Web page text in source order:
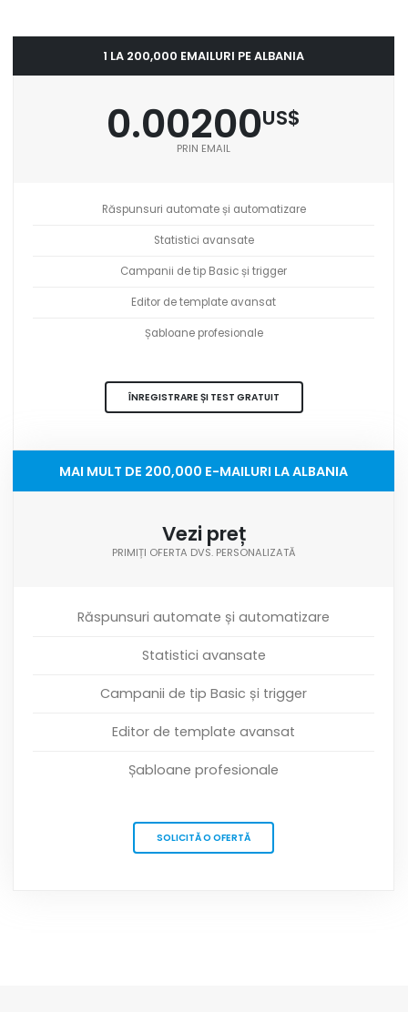
1 LA 200,000 EMAILURI PE ALBANIA
0.00200US$
PRIN EMAIL
Răspunsuri automate și automatizare
Statistici avansate
Campanii de tip Basic și trigger
Editor de template avansat
Șabloane profesionale
ÎNREGISTRARE ȘI TEST GRATUIT
MAI MULT DE 200,000 E-MAILURI LA ALBANIA
Vezi preț
PRIMIȚI OFERTA DVS. PERSONALIZATĂ
Răspunsuri automate și automatizare
Statistici avansate
Campanii de tip Basic și trigger
Editor de template avansat
Șabloane profesionale
SOLICITĂ O OFERTĂ